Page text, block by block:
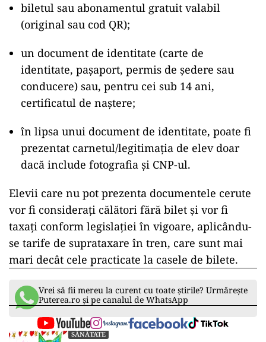
biletul sau abonamentul gratuit valabil
(original sau cod QR);
un document de identitate (carte de
identitate, pașaport, permis de ședere sau
conducere) sau, pentru cei sub 14 ani,
certificatul de naștere;
în lipsa unui document de identitate, poate fi
prezentat carnetul/legitimația de elev doar
dacă include fotografia și CNP-ul.
Elevii care nu pot prezenta documentele cerute
vor fi considerați călători fără bilet și vor fi
taxați conform legislației în vigoare, aplicându-
se tarife de suprataxare în tren, care sunt mai
mari decât cele practicate la casele de bilete.
Vrei să fii mereu la curent cu toate știrile? Urmărește
Puterea.ro și pe canalul de WhatsApp
SĂNĂTATE